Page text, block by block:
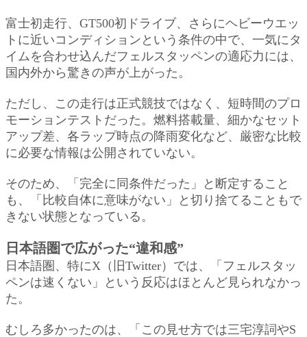
富士初走行、GT500初ドライブ、さらにヘビーウエッ
トに近いコンディションという条件の中で、一気にタ
イムを合わせ込んだフェルスタッペンの適応力には、
国内外から驚きの声が上がった。
ただし、この走行は正式競技ではなく、短時間のプロ
モーションテストだった。燃料搭載量、細かなセット
アップ差、各ラップ時点の降雨変化など、厳密な比較
に必要な情報は公開されていない。
そのため、「完全に同条件だった」と断定すること
も、「比較自体に意味がない」と切り捨てることもで
きない状態となっている。
日本語圏で広がった“違和感”
日本語圏、特にX（旧Twitter）では、「フェルスタッ
ペンは速くない」という反応はほとんど見られなかっ
た。
むしろ多かったのは、「この見せ方では三宅淳詞やS